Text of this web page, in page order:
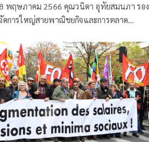
คุณวนิดา อุทัยสมนภา รอง
ดการใหญ่สายพาณิชยกิจและการตลาด
ศนีย์ ผู้จัดการใหญ่ บริษัท